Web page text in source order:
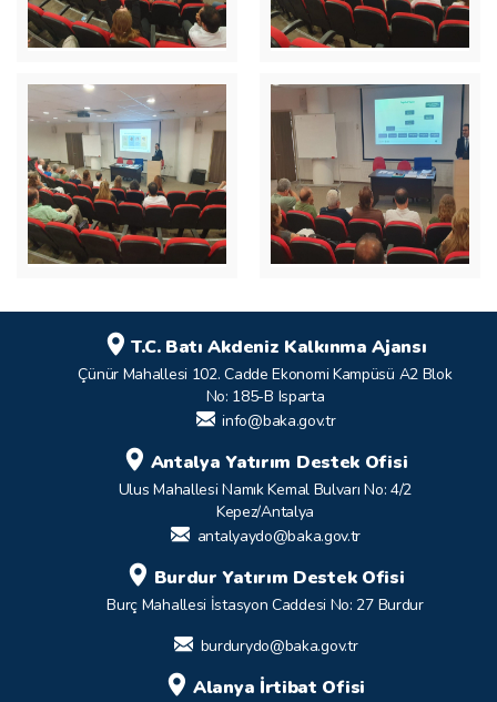
T.C. Batı Akdeniz Kalkınma Ajansı
Çünür Mahallesi 102. Cadde Ekonomi Kampüsü A2 Blok
No: 185-B Isparta
info@baka.gov.tr
Antalya Yatırım Destek Ofisi
Ulus Mahallesi Namık Kemal Bulvarı No: 4/2
Kepez/Antalya
antalyaydo@baka.gov.tr
Burdur Yatırım Destek Ofisi
Burç Mahallesi İstasyon Caddesi No: 27 Burdur
burdurydo@baka.gov.tr
Alanya İrtibat Ofisi